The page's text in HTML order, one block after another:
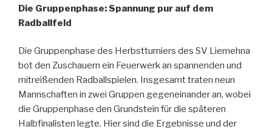
Die Gruppenphase: Spannung pur auf dem
Radballfeld
Die Gruppenphase des Herbstturniers des SV Liemehna
bot den Zuschauern ein Feuerwerk an spannenden und
mitreißenden Radballspielen. Insgesamt traten neun
Mannschaften in zwei Gruppen gegeneinander an, wobei
die Gruppenphase den Grundstein für die späteren
Halbfinalisten legte. Hier sind die Ergebnisse und der